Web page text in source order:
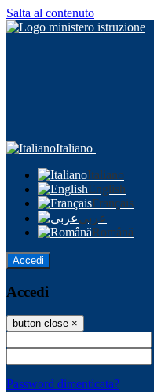
Salta al contenuto
Italiano
Italiano
English
Français
عربى
Română
Accedi
Accedi
button close ×
Password dimenticata?